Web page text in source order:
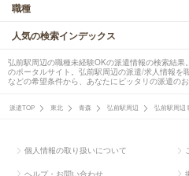
職種
人気の検索インデックス
弘前駅周辺の職種未経験OKの派遣情報の検索結
のポータルサイト。弘前駅周辺の派遣/求人情報を
などの希望条件から、あなたにピッタリの派遣のお
派遣TOP 東北 青森 弘前駅周辺 弘前駅周辺
個人情報の取り扱いについて
ヘルプ・お問い合わせ